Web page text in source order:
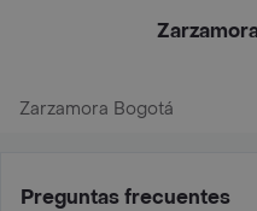
Zarzamora Bogotá
Preguntas frecuentes